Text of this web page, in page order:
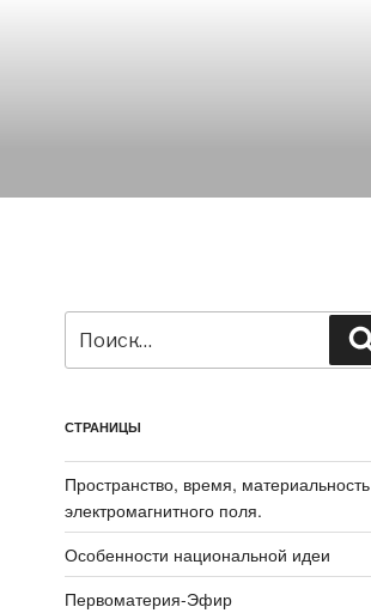
СТРАНИЦЫ
Пространство, время, материальность
электромагнитного поля.
Особенности национальной идеи
Первоматерия-Эфир